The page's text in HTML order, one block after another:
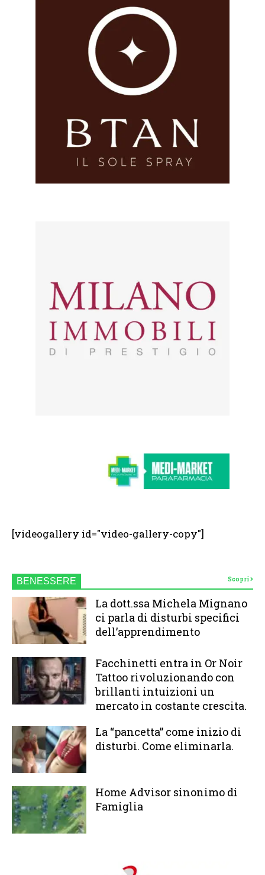
[videogallery id="video-gallery-copy"]
BENESSERE Scopri
La dott.ssa Michela Mignano
ci parla di disturbi specifici
dell’apprendimento
Facchinetti entra in Or Noir
Tattoo rivoluzionando con
brillanti intuizioni un
mercato in costante crescita.
La “pancetta” come inizio di
disturbi. Come eliminarla.
Home Advisor sinonimo di
Famiglia